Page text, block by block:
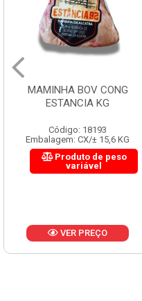
MAMINHA BOV CONG
ESTANCIA KG
Código: 18193
Embalagem: CX/± 15,6 KG
Produto de peso
variável
VER PREÇO